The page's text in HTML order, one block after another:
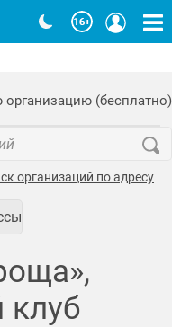
(бесплатно)
организаций по адресу
клуб